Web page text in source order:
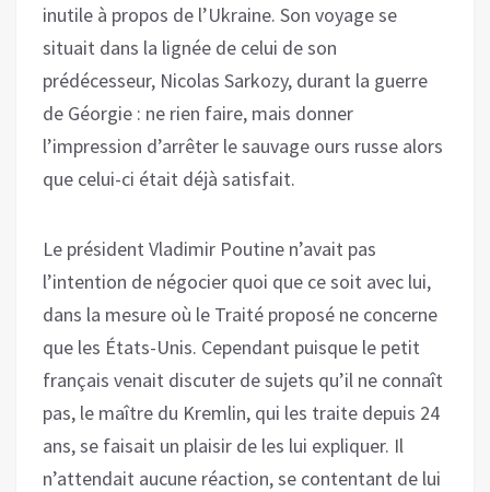
inutile à propos de l’Ukraine. Son voyage se
situait dans la lignée de celui de son
prédécesseur, Nicolas Sarkozy, durant la guerre
de Géorgie : ne rien faire, mais donner
l’impression d’arrêter le sauvage ours russe alors
que celui-ci était déjà satisfait.
Le président Vladimir Poutine n’avait pas
l’intention de négocier quoi que ce soit avec lui,
dans la mesure où le Traité proposé ne concerne
que les États-Unis. Cependant puisque le petit
français venait discuter de sujets qu’il ne connaît
pas, le maître du Kremlin, qui les traite depuis 24
ans, se faisait un plaisir de les lui expliquer. Il
n’attendait aucune réaction, se contentant de lui